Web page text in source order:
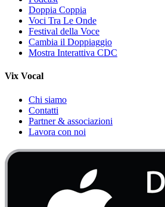
Doppia Coppia
Voci Tra Le Onde
Festival della Voce
Cambia il Doppiaggio
Mostra Interattiva CDC
Vix Vocal
Chi siamo
Contatti
Partner & associazioni
Lavora con noi